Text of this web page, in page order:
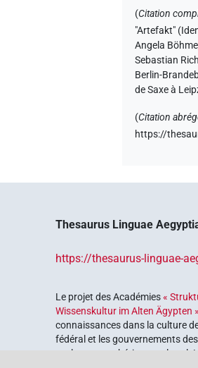
(Citation
"Artefakt"
Angela Böhme
Sebastian
Berlin-
de Saxe à
(Citation
https://
Thesaurus Linguae
https://thesaurus-linguae-
Le projet des Académies«
Wissenskultur im Alten Ägypten »
connaissances dans la culture
fédéral et les gouvernements
explorer notre héritage culturel.